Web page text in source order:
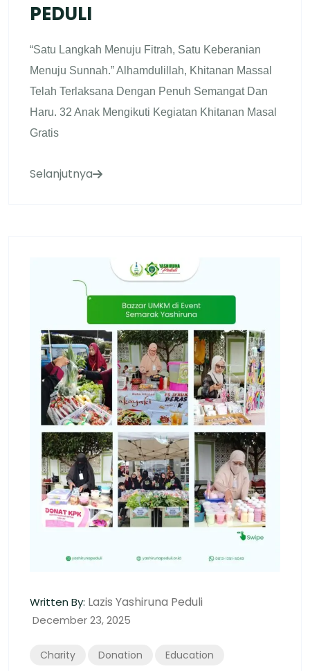
PEDULI
“Satu Langkah Menuju Fitrah, Satu Keberanian
Menuju Sunnah.” Alhamdulillah, Khitanan Massal
Telah Terlaksana Dengan Penuh Semangat Dan
Haru. 32 Anak Mengikuti Kegiatan Khitanan Masal
Gratis
Selanjutnya
Written By: Lazis Yashiruna Peduli
December 23, 2025
Charity Donation Education